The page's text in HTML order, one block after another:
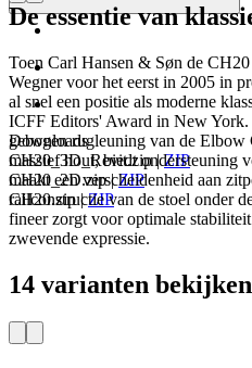
Downloads
CH20_3D_Revit.zip|ZIP
CH20_2D.zip|ZIP
CH20.zip|ZIP
De essentie van
Toen Carl Hansen & Søn de
Wegner voor het eerst in 2005 in
al snel een positie als moderne
ICFF Editors' Award in New York.
gebogen rugleuning van de Elbow
massief hout, biedt ondersteuning
maakt een verscheidenheid aan
railconstructie van de stoel onder
fineer zorgt voor optimale
zwevende expressie.
14 varianten bekijken